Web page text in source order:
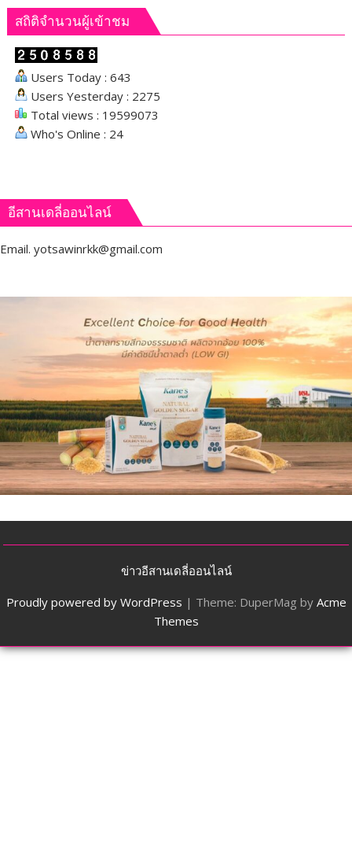
สถิติจำนวนผู้เข้าชม
Users Today : 643
Users Yesterday : 2275
Total views : 19599073
Who's Online : 24
อีสานเดลี่ออนไลน์
Email. yotsawinrkk@gmail.com
ข่าวอีสานเดลี่ออนไลน์
Proudly powered by WordPress | Theme: DuperMag by Acme
Themes